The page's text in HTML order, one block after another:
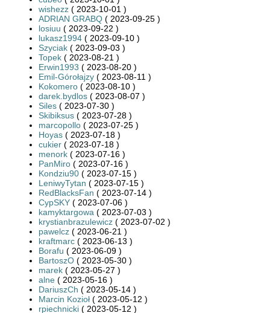
wishezz ( 2023-10-01 )
ADRIAN GRABQ ( 2023-09-25 )
losiuu ( 2023-09-22 )
lukasz1994 ( 2023-09-10 )
Szyciak ( 2023-09-03 )
Topek ( 2023-08-21 )
Erwin1993 ( 2023-08-20 )
Emil-Górołajzy ( 2023-08-11 )
Kokomero ( 2023-08-10 )
darek.bydlos ( 2023-08-07 )
Siles ( 2023-07-30 )
Skibiksus ( 2023-07-28 )
marcopollo ( 2023-07-25 )
Hoyas ( 2023-07-18 )
cukier ( 2023-07-18 )
menork ( 2023-07-16 )
PanMiro ( 2023-07-16 )
Kondziu90 ( 2023-07-15 )
LeniwyTytan ( 2023-07-15 )
RedBlacksFan ( 2023-07-14 )
CypSKY ( 2023-07-06 )
kamyktargowa ( 2023-07-03 )
krystianbrazulewicz ( 2023-07-02 )
pawelcz ( 2023-06-21 )
kraftmarc ( 2023-06-13 )
Borafu ( 2023-06-09 )
BartoszO ( 2023-05-30 )
marek ( 2023-05-27 )
alne ( 2023-05-16 )
DariuszCh ( 2023-05-14 )
Marcin Kozioł ( 2023-05-12 )
rpiechnicki ( 2023-05-12 )